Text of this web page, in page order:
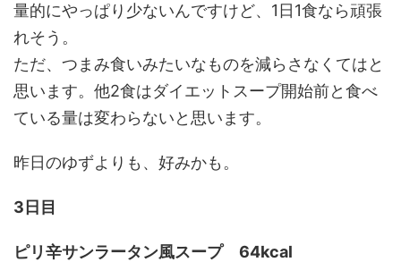
量的にやっぱり少ないんですけど、1日1食なら頑張
れそう。
ただ、つまみ食いみたいなものを減らさなくてはと
思います。他2食はダイエットスープ開始前と食べ
ている量は変わらないと思います。
昨日のゆずよりも、好みかも。
3日目
ピリ辛サンラータン風スープ 64kcal